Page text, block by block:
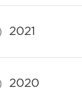
2021
2020